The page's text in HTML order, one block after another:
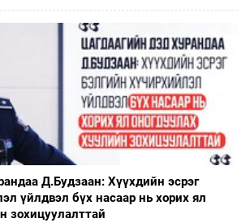
Д.Будзаан: Хүүхдийн эсрэг
үйлдвэл бүх насаар нь хорих ял
зохицуулалттай